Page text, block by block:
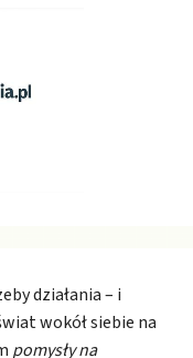
działania – i
wokół siebie na
pomysły na